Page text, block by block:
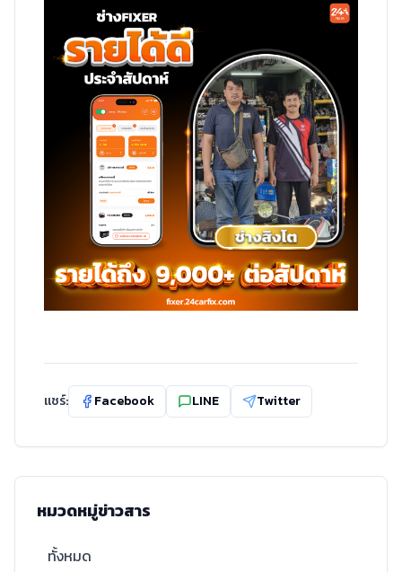
แชร์: Facebook LINE Twitter
หมวดหมู่ข่าวสาร
ทั้งหมด